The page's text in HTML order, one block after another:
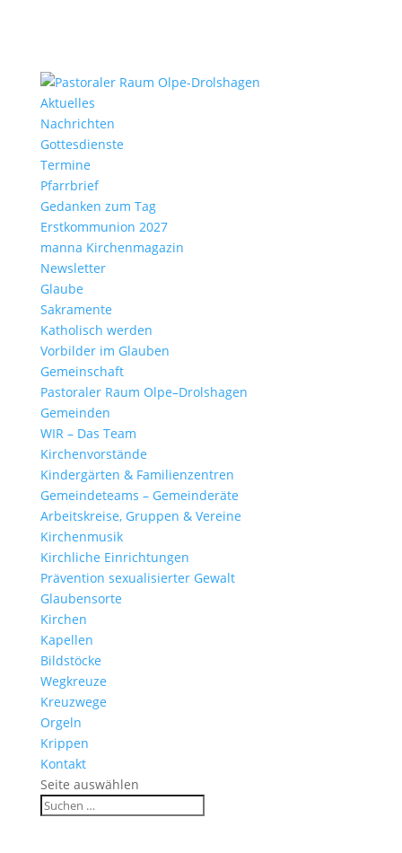
Aktu­elles
Nach­richten
Gottes­dienste
Termine
Pfarr­brief
Gedanken zum Tag
Erst­kom­mu­nion 2027
manna Kirchen­ma­gazin
News­letter
Glaube
Sakra­mente
Katho­lisch werden
Vorbilder im Glauben
Gemein­schaft
Pasto­raler Raum Olpe–Drolshagen
Gemeinden
WIR – Das Team
Kirchen­vor­stände
Kinder­gärten & Familienzentren
Gemein­de­teams – Gemeinderäte
Arbeits­kreise, Gruppen & Vereine
Kirchen­musik
Kirch­liche Einrichtungen
Präven­tion sexua­li­sierter Gewalt
Glau­ben­s­orte
Kirchen
Kapellen
Bild­stöcke
Wegkreuze
Kreuz­wege
Orgeln
Krippen
Kontakt
Seite auswählen